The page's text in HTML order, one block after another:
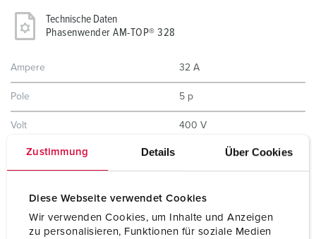
Zustimmung Details Über Cookies
Diese Webseite verwendet Cookies
Wir verwenden Cookies, um Inhalte und Anzeigen
zu personalisieren, Funktionen für soziale Medien
Technische Daten
Phasenwender AM-TOP® 328
Ampere 32 A
Pole 5 p
Volt 400 V
Uhrzeitstellung
Anschlusstechnik Schraubkontakt